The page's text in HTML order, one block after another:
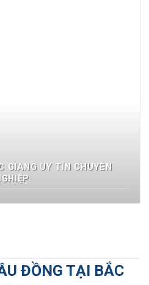
GIANG UY TÍN CHUYÊN
ĐỒNG TẠI BẮC